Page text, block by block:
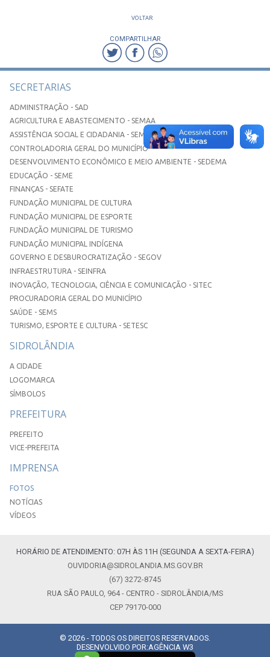
VOLTAR
COMPARTILHAR
SECRETARIAS
ADMINISTRAÇÃO - SAD
AGRICULTURA E ABASTECIMENTO - SEMAA
ASSISTÊNCIA SOCIAL E CIDADANIA - SEMASC
CONTROLADORIA GERAL DO MUNICÍPIO
DESENVOLVIMENTO ECONÔMICO E MEIO AMBIENTE - SEDEMA
EDUCAÇÃO - SEME
FINANÇAS - SEFATE
FUNDAÇÃO MUNICIPAL DE CULTURA
FUNDAÇÃO MUNICIPAL DE ESPORTE
FUNDAÇÃO MUNICIPAL DE TURISMO
FUNDAÇÃO MUNICIPAL INDÍGENA
GOVERNO E DESBUROCRATIZAÇÃO - SEGOV
INFRAESTRUTURA - SEINFRA
INOVAÇÃO, TECNOLOGIA, CIÊNCIA E COMUNICAÇÃO - SITEC
PROCURADORIA GERAL DO MUNICÍPIO
SAÚDE - SEMS
TURISMO, ESPORTE E CULTURA - SETESC
SIDROLÂNDIA
A CIDADE
LOGOMARCA
SÍMBOLOS
PREFEITURA
PREFEITO
VICE-PREFEITA
IMPRENSA
FOTOS
NOTÍCIAS
VÍDEOS
HORÁRIO DE ATENDIMENTO: 07H ÀS 11H (SEGUNDA A SEXTA-FEIRA)
OUVIDORIA@SIDROLANDIA.MS.GOV.BR
(67) 3272-8745
RUA SÃO PAULO, 964 - CENTRO - SIDROLÂNDIA/MS
CEP 79170-000
© 2026 - TODOS OS DIREITOS RESERVADOS.
DESENVOLVIDO POR:AGÊNCIA W3